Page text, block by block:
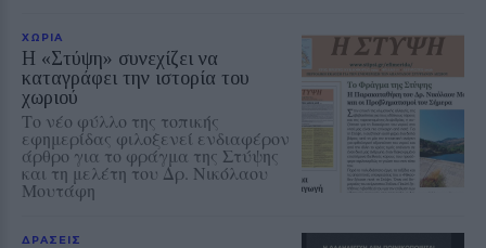
ΧΩΡΙΑ
Η «Στύψη» συνεχίζει να
καταγράφει την ιστορία του
χωριού
Το νέο φύλλο της τοπικής
εφημερίδας φιλοξενεί ενδιαφέρον
άρθρο για το φράγμα της Στύψης
και τη μελέτη του Δρ. Νικόλαου
Μουτάφη
ΔΡΑΣΕΙΣ